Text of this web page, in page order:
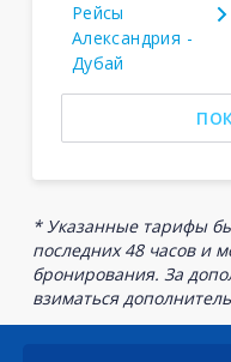
Рейсы
Александрия -
Дубай
* Указанные тарифы
последних 48 часов и
бронирования. За
взиматься